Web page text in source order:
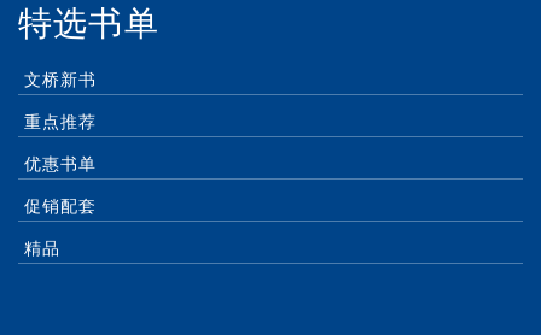
特选书单
文桥新书
重点推荐
优惠书单
促销配套
精品